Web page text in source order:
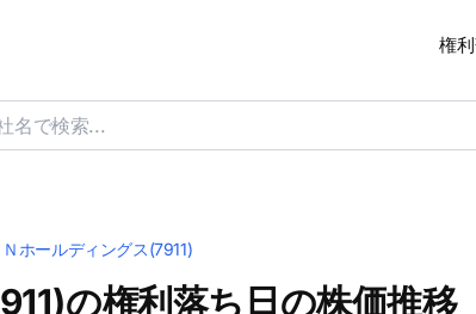
権
ホールディングス(7911)
の権利落ち日の株価推移